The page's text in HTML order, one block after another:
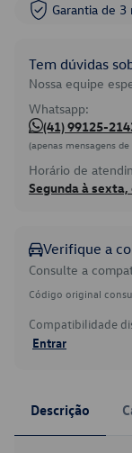
Garantia de
Tem dúvidas
Nossa equipe
Whatsapp:
(41) 99125-
(apenas mensagens
Horário de
Segunda à sexta,
Verifique a
Consulte a
Código original
Compatibilidade
Entrar
Descrição